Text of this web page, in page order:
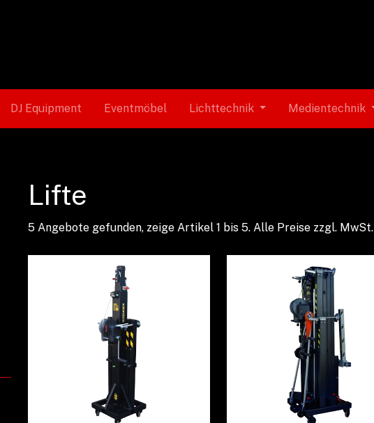
DJ Equipment Eventmöbel Lichttechnik Medientechnik
Lifte
5 Angebote gefunden, zeige Artikel 1 bis 5. Alle Preise zzgl. MwSt.